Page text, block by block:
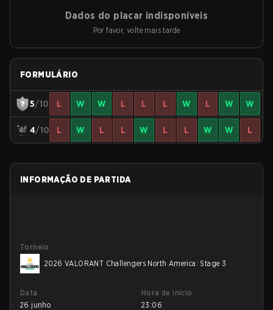
Dados do placar indisponíveis
Por favor, volte mais tarde
FORMULÁRIO
5/10 L W W L L L W L W W
4/10 L W L L W L L W W L
INFORMAÇÃO DE PARTIDA
Torneio
2026 VALORANT Challengers North America: Stage 3
Data
26 junho
Hora de início
23:06